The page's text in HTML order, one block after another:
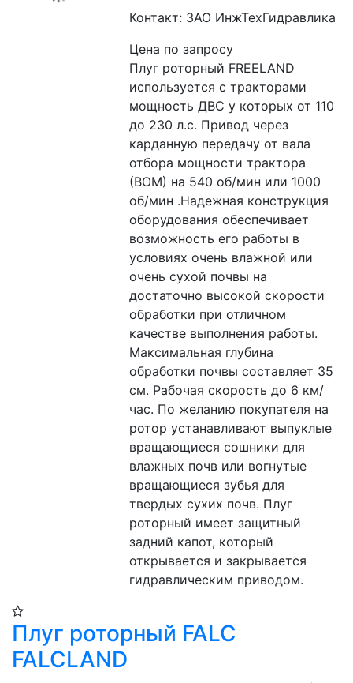
Контакт: ЗАО ИнжТехГидравлика
Цена по запросу
Плуг роторный FREELAND
используется с тракторами
мощность ДВС у которых от 110
до 230 л.с. Привод через
карданную передачу от вала
отбора мощности трактора
(ВОМ) на 540 об/мин или 1000
об/мин .Надежная конструкция
оборудования обеспечивает
возможность его работы в
условиях очень влажной или
очень сухой почвы на
достаточно высокой скорости
обработки при отличном
качестве выполнения работы.
Максимальная глубина
обработки почвы составляет 35
см. Рабочая скорость до 6 км/
час. По желанию покупателя на
ротор устанавливают выпуклые
вращающиеся сошники для
влажных почв или вогнутые
вращающиеся зубья для
твердых сухих почв. Плуг
роторный имеет защитный
задний капот, который
открывается и закрывается
гидравлическим приводом.
Плуг роторный FALC
FALCLAND